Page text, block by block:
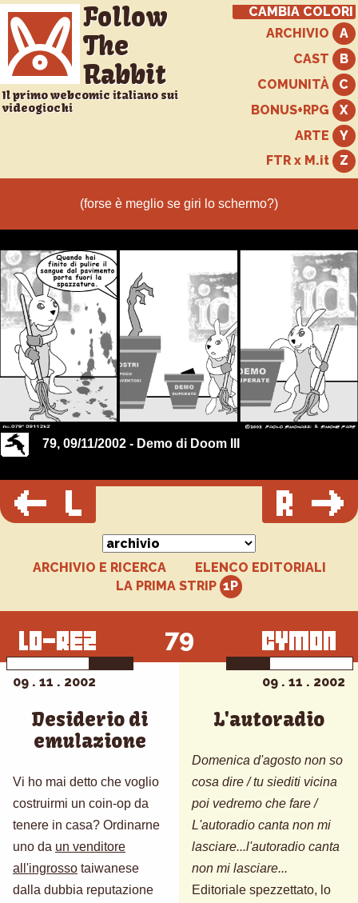
Follow
The
Rabbit
Il primo webcomic italiano sui
videogiochi
CAMBIA COLORI
ARCHIVIO
CAST
COMUNITÀ
BONUS+RPG
ARTE
FTR x M.it
79, 09/11/2002 - Demo di Doom III
ARCHIVIO E RICERCA
ELENCO EDITORIALI
LA PRIMA STRIP
79
09 . 11 . 2002
Desiderio di
emulazione
Vi ho mai detto che voglio
costruirmi un coin-op da
tenere in casa? Ordinarne
uno da un venditore
all'ingrosso taiwanese
dalla dubbia reputazione
09 . 11 . 2002
L'autoradio
Domenica d'agosto non so
cosa dire / tu siediti vicina
poi vedremo che fare /
L'autoradio canta non mi
lasciare...l'autoradio canta
non mi lasciare...
Editoriale spezzettato, lo